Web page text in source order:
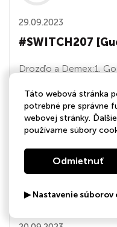
29.09.2023
#SWITCH207
Drozďo a Demex:1.
Fletcher - Rumble
My love4. Swedish
Remix _ Extended
Mauro Picotto -
01:59:28
Táto webová stránka
potrebné pre správne
webovej stránky.
používame súbory
Odmietnuť
▶ Nastavenie súborov